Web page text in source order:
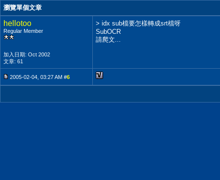
瀏覽單個文章
hellotoo
Regular Member
加入日期: Oct 2002
文章: 61
> idx sub檔要怎樣轉成srt檔呀
SubOCR
請爬文...
2005-02-04, 03:27 AM #6